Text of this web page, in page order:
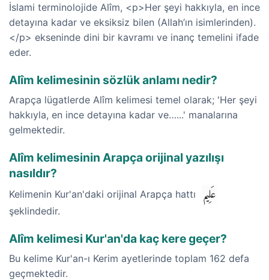
İslami terminolojide Alîm, <p>Her şeyi hakkıyla, en ince
detayına kadar ve eksiksiz bilen (Allah’ın isimlerinden).
</p> ekseninde dini bir kavramı ve inanç temelini ifade
eder.
Alîm kelimesinin sözlük anlamı nedir?
Arapça lügatlerde Alîm kelimesi temel olarak; 'Her şeyi
hakkıyla, en ince detayına kadar ve…...' manalarına
gelmektedir.
Alîm kelimesinin Arapça orijinal yazılışı
nasıldır?
Kelimenin Kur'an'daki orijinal Arapça hattı عَلِيم
şeklindedir.
Alîm kelimesi Kur'an'da kaç kere geçer?
Bu kelime Kur'an-ı Kerim ayetlerinde toplam 162 defa
geçmektedir.